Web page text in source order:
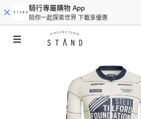
騎行專屬購物 App
陪你一起探索世界 下載享優惠